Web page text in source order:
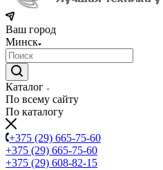
Ваш город
Минск
Каталог
По всему сайту
По каталогу
+375 (29) 665-75-60
+375 (29) 665-75-60
+375 (29) 608-82-15